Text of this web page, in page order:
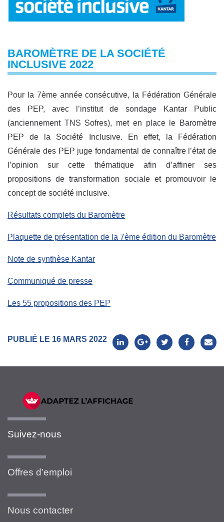
BAROMÈTRE DE LA SOCIÉTÉ
INCLUSIVE 2022
Pour la 7ème année consécutive, la Fédération Générale
des PEP, avec l’institut de sondage Kantar Public
(anciennement TNS Sofres), met en place le Baromètre
PEP de la Société Inclusive. En effet, la Fédération
Générale des PEP juge fondamental de connaître l’état de
l’opinion sur cette thématique afin d’affiner ses
propositions de transformation sociale et promouvoir le
concept de société inclusive.
Résultats complets du Baromètre
Plaquette de présentation de la 7ème édition du Baromètre
Note de synthèse Kantar
Communiqué de presse
Les 55 propositions des PEP
PUBLIÉ LE 16 MARS 2022
Suivez-nous
Offres d’emploi
Nous contacter